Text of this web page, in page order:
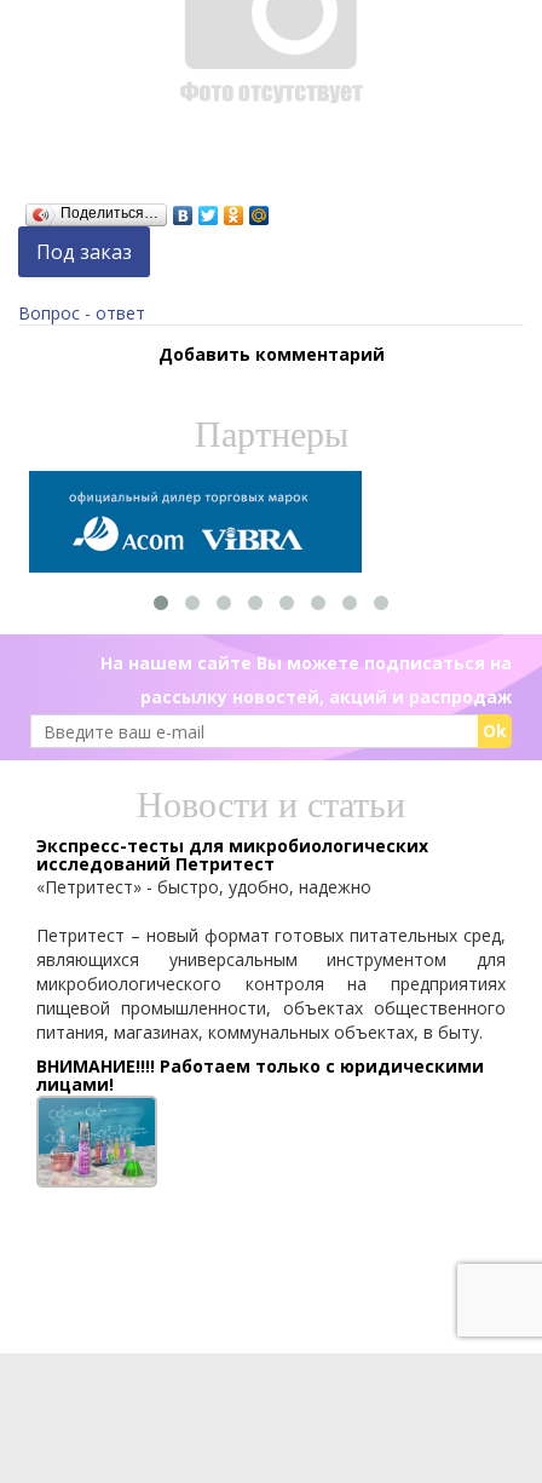
Поделиться…
Под заказ
Вопрос - ответ
Добавить комментарий
Партнеры
На нашем сайте Вы можете подписаться на
рассылку новостей, акций и распродаж
Ok
Новости и статьи
Экспресс-тесты для микробиологических
исследований Петритест
«Петритест» - быстро, удобно, надежно
Петритест – новый формат готовых питательных сред,
являющихся универсальным инструментом для
микробиологического контроля на предприятиях
пищевой промышленности, объектах общественного
питания, магазинах, коммунальных объектах, в быту.
ВНИМАНИЕ!!!! Работаем только с юридическими
лицами!